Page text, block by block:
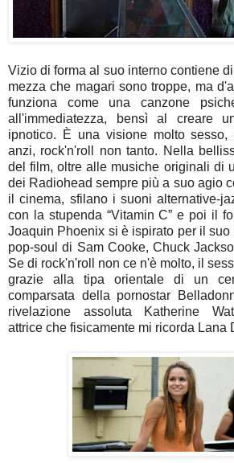
Vizio di forma al suo interno contiene
mezza che magari sono troppe, ma
funziona come una canzone
all'immediatezza, bensì al creare
ipnotico. È una visione molto sesso,
anzi, rock'n'roll non tanto. Nella
del film, oltre alle musiche originali di
dei Radiohead sempre più a suo agio
il cinema, sfilano i suoni alternative-
con la stupenda “Vitamin C” e poi il
Joaquin Phoenix si è ispirato per il suo
pop-soul di Sam Cooke, Chuck
Se di rock'n'roll non ce n'è molto, il
grazie alla tipa orientale di un
comparsata della pornostar
rivelazione assoluta Katherine
attrice che fisicamente mi ricorda Lana